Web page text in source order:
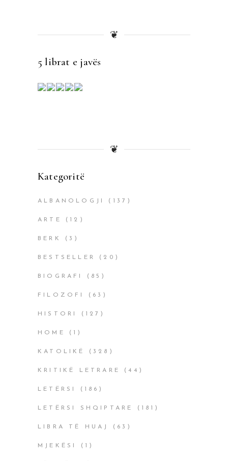
❦
5 librat e javës
❦
Kategoritë
ALBANOLOGJI (137)
ARTE (12)
BERK (3)
BESTSELLER (20)
BIOGRAFI (85)
FILOZOFI (63)
HISTORI (127)
HOME (1)
KATOLIKË (328)
KRITIKË LETRARE (44)
LETËRSI (186)
LETËRSI SHQIPTARE (181)
LIBRA TË HUAJ (63)
MJEKËSI (1)